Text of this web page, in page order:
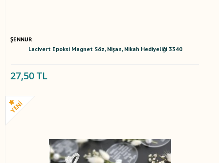
ŞENNUR
Lacivert Epoksi Magnet Söz, Nişan, Nikah Hediyeliği 3340
27,50 TL